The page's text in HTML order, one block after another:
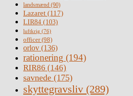
landsmænd (90)
Lazaret (117)
LIR84 (103)
luftkrig (76)
officer(98)
orlov (136)
rationering (194)
RIR86 (146)
savnede (175)
skyttegravsliv (289)